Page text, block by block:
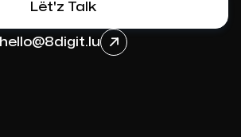
Lët'z Talk
hello@8digit.lu 